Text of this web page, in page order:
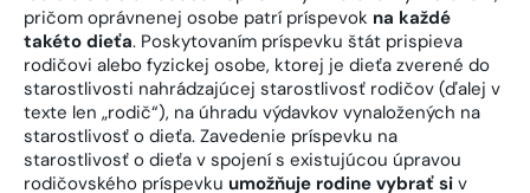
pričom oprávnenej osobe patrí príspevok na každé
takéto dieťa. Poskytovaním príspevku štát prispieva
rodičovi alebo fyzickej osobe, ktorej je dieťa zverené do
starostlivosti nahrádzajúcej starostlivosť rodičov (ďalej v
texte len „rodič“), na úhradu výdavkov vynaložených na
starostlivosť o dieťa. Zavedenie príspevku na
starostlivosť o dieťa v spojení s existujúcou úpravou
rodičovského príspevku umožňuje rodine vybrať si v